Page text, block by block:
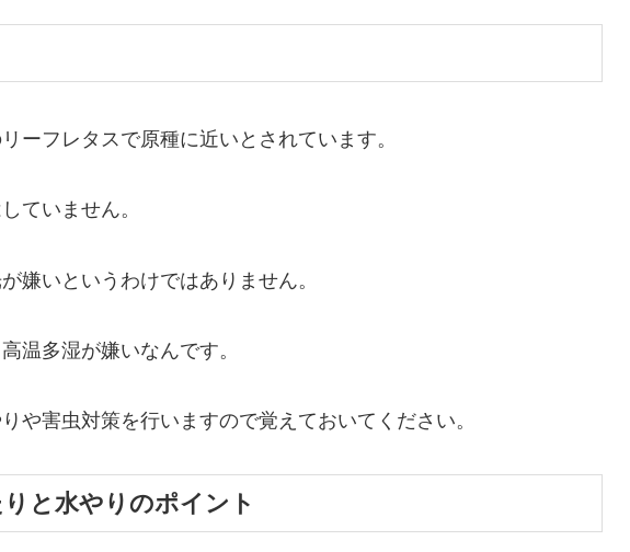
ーフレタスで原種に近いとされています。
ていません。
嫌いというわけではありません。
温多湿が嫌いなんです。
や害虫対策を行いますので覚えておいてください。
と水やりのポイント